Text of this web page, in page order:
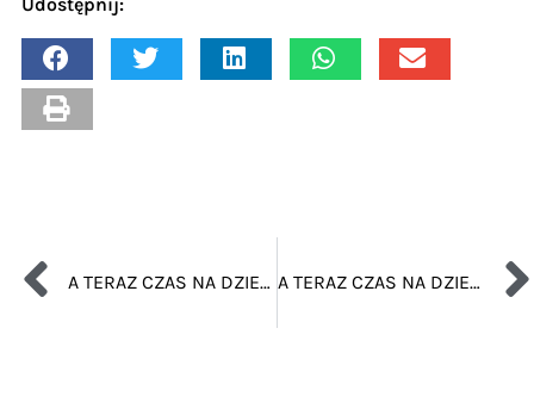
A TERAZ CZAS NA DZIECI – DZIEŃ MAMY A TERAZ CZAS NA DZIECI – ZAJĘCIA EDUKACYJNE DLA PRZEDSZKOLAKÓW – WAKACJE